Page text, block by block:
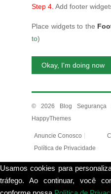
Step 4. Add footer
Place widgets to the
to)
Okay, I'm doing now
© 2026 Blog Segurança
HappyThemes
Anuncie Conosco
Política de Privacidade
Usamos cookies para
tráfego. Ao continuar, você